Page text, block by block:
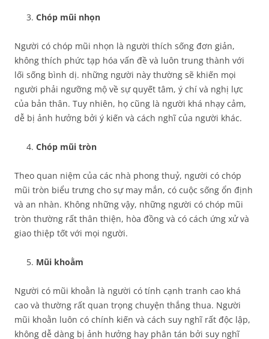
Chóp mũi nhọn
Người có chóp mũi nhọn là người thích sống đơn giản,
không thích phức tạp hóa vấn đề và luôn trung thành với
lối sống bình dị. những người này thường sẽ khiến mọi
người phải ngưỡng mộ về sự quyết tâm, ý chí và nghị lực
của bản thân. Tuy nhiên, họ cũng là người khá nhạy cảm,
dễ bị ảnh hưởng bởi ý kiến và cách nghĩ của người khác.
Chóp mũi tròn
Theo quan niệm của các nhà phong thuỷ, người có chóp
mũi tròn biểu trưng cho sự may mắn, có cuộc sống ổn định
và an nhàn. Không những vậy, những người có chóp mũi
tròn thường rất thân thiện, hòa đồng và có cách ứng xử và
giao thiệp tốt với mọi người.
Mũi khoằm
Người có mũi khoằn là người có tính cạnh tranh cao khá
cao và thường rất quan trọng chuyện thắng thua. Người
mũi khoằn luôn có chính kiến và cách suy nghĩ rất độc lập,
không dễ dàng bị ảnh hưởng hay phân tán bởi suy nghĩ